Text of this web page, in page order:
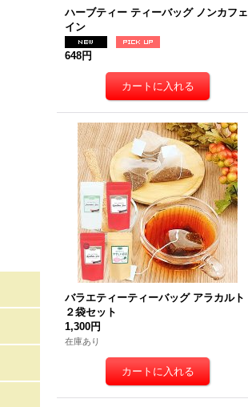
ハーブティー ティーバッグ ノンカフェ
イン
648円
バラエティーティーバッグ アラカルト
２袋セット
1,300円
在庫あり